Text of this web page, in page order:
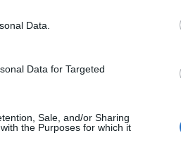
Data.
Data for Targeted
Sale, and/or Sharing
the Purposes for which it
táplálja, hogy a képen
publikált – majd
orrú, kacsaszárnyas
a részletek